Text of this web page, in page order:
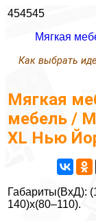
454545
Мягкая
Как выбрать
Мягкая
мебель /
XL Нью
Габариты(ВxД):
140)x(80–110).